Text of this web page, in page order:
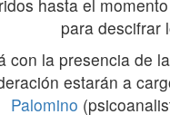
hasta el
para descifrar
con la presencia de
estarán a
Palomino